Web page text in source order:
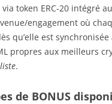
token ERC‑20 intégré
engagement où
qu’elle est
propres aux meilleurs
.
de BONUS